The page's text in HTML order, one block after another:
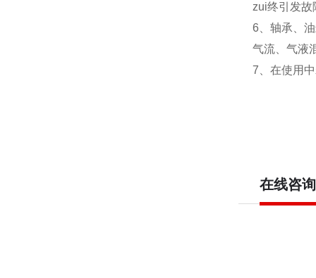
zui终引发故
6、轴承、
气流、气液
7、在使用
在线咨询